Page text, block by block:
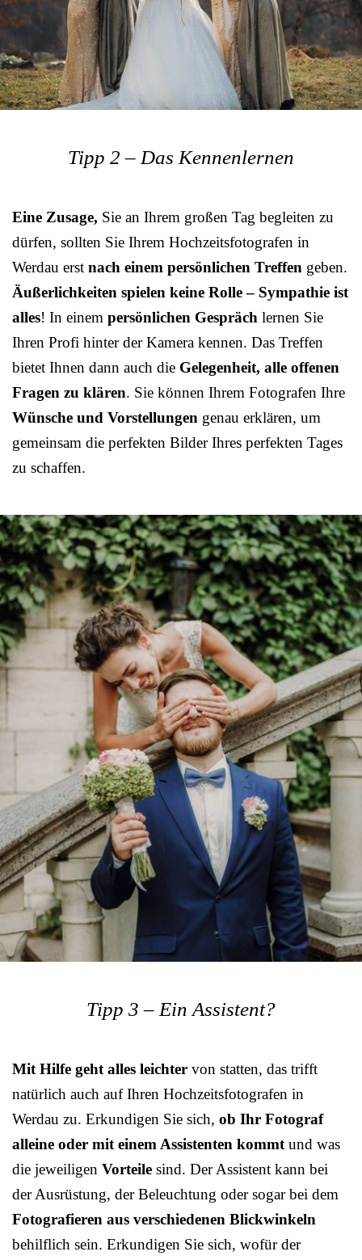
Tipp 2 – Das Kennenlernen
Eine Zusage, Sie an Ihrem großen Tag begleiten zu
dürfen, sollten Sie Ihrem Hochzeitsfotografen in
Werdau erst nach einem persönlichen Treffen geben.
Äußerlichkeiten spielen keine Rolle – Sympathie ist
alles! In einem persönlichen Gespräch lernen Sie
Ihren Profi hinter der Kamera kennen. Das Treffen
bietet Ihnen dann auch die Gelegenheit, alle offenen
Fragen zu klären. Sie können Ihrem Fotografen Ihre
Wünsche und Vorstellungen genau erklären, um
gemeinsam die perfekten Bilder Ihres perfekten Tages
zu schaffen.
Tipp 3 – Ein Assistent?
Mit Hilfe geht alles leichter von statten, das trifft
natürlich auch auf Ihren Hochzeitsfotografen in
Werdau zu. Erkundigen Sie sich, ob Ihr Fotograf
alleine oder mit einem Assistenten kommt und was
die jeweiligen Vorteile sind. Der Assistent kann bei
der Ausrüstung, der Beleuchtung oder sogar bei dem
Fotografieren aus verschiedenen Blickwinkeln
behilflich sein. Erkundigen Sie sich, wofür der